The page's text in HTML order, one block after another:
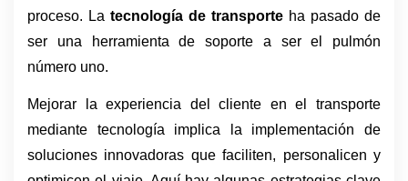
proceso. La tecnología de transporte ha pasado de
ser una herramienta de soporte a ser el pulmón
número uno.
Mejorar la experiencia del cliente en el transporte
mediante tecnología implica la implementación de
soluciones innovadoras que faciliten, personalicen y